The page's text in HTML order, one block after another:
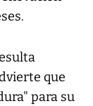
que
para su